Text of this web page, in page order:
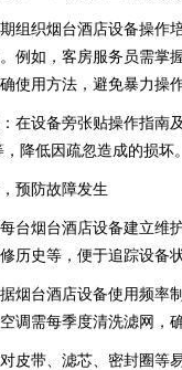
组织烟台酒店设备操作
例如，客房服务员需掌
使用方法，避免暴力操作
在设备旁张贴操作指南
降低因疏忽造成的损坏。
预防故障发生
台烟台酒店设备建立维
历史等，便于追踪设备状
烟台酒店设备使用频率
调需每季度清洗滤网，
皮带、滤芯、密封圈等